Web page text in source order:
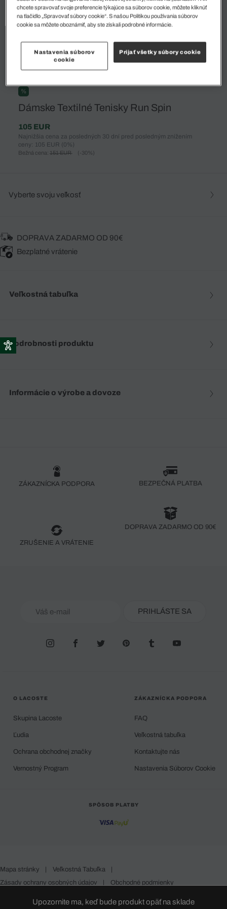
%
Dámske Textilné Tenisky Run Spin
105 EUR
Najnižšia cena za posledných 30 dní pred posledným znížením
ceny: 105 EUR (0%)
Bežná cena: 151 EUR (-30%)
Vyberte svoju veľkosť
DOPRAVA ZADARMO OD 90€
Bezplatné vrátenie
Veľkostná tabuľka
Podrobnosti produktu
Informácie o výrobe a dovoze
Upozornite ma, keď bude produkt opäť na sklade
ZÁKAZNÍCKA PODPORA BEZPEČNÁ PLATBA
ZRUŠENIE A VRÁTENIE
DOPRAVA ZADARMO OD 90€
PRIHLÁSTE SA
O LACOSTE
Skupina Lacoste
Ľudia
Ochrana obchodnej značky
Vernostný Program
ZÁKAZNÍCKA PODPORA
FAQ
Veľkostná tabuľka
Kontaktujte nás
Nastavenia Súborov Cookie
SPÔSOB PLATBY
Mapa stránky | Veľkostná Tabuľka
|
Zásady ochrany osobných údajov
| Obchodné podmienky
chcete spravovať svoje preferencie týkajúce sa súborov cookie, môžete kliknúť
na tlačidlo „Spravovať súbory cookie“. S našou Politikou používania súborov
cookie sa môžete oboznámiť, aby ste získali podrobné informácie.
Nastavenia súborov
cookie
Prijať všetky súbory cookie